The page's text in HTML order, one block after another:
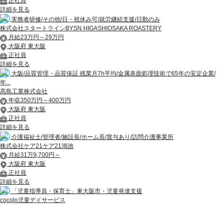
詳細を見る
実務者研修/その他/日・祝休み可/就労継続支援/日勤のみ
株式会社スタートラインBYSN HIGASHIOSAKA ROASTERY
月給23万円～29万円
大阪府 東大阪
正社員
詳細を見る
大阪/品質管理・品質保証 残業月7h平均/金属表面処理技術で65年の安定企業/
年...
髙島工業株式会社
年収350万円～400万円
大阪府 東大阪
正社員
詳細を見る
介護福祉士/管理者/施設長/ホーム長/賞与あり/訪問介護事業所
株式会社ケア21ケア21鴻池
月給31万9,700円～
大阪府 東大阪
正社員
詳細を見る
「児童指導員・保育士」東大阪市・児童発達支援
cocolo児童デイサービス